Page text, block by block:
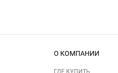
О КОМПАНИИ
ГДЕ КУПИТЬ